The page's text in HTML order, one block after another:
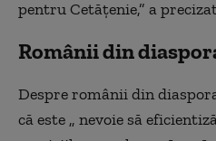
pentru Cetățenie,” a
Românii din
Despre românii din
că este „ nevoie să